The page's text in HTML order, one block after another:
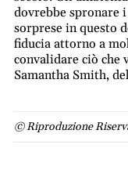
dovrebbe spronare
sorprese in questo
fiducia attorno a
convalidare ciò che
Samantha Smith,
© Riproduzione